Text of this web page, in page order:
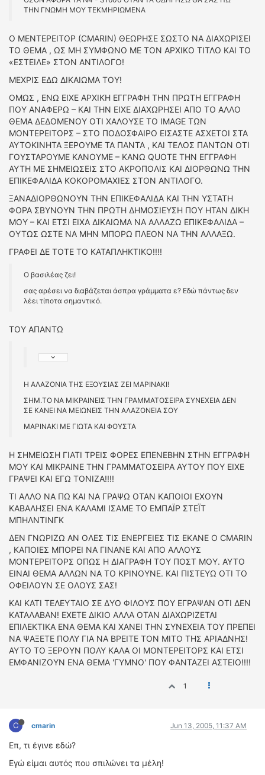
ΤΗΝ ΓΝΩΜΗ ΜΟΥ ΤΕΚΜΗΡΙΩΜΕΝΑ
Ο ΜΕΝΤΕΡΕΙΤΟΡ (CMARIN) ΘΕΩΡΗΣΕ ΣΩΣΤΟ ΝΑ ΔΙΑΧΩΡΙΣΕΙ
ΤΟ ΘΕΜΑ , ΩΣ ΜΗ ΣΥΜΦΩΝΟ ΜΕ ΤΟΝ ΑΡΧΙΚΟ ΤΙΤΛΟ ΚΑΙ ΤΟ
«ΕΣΤΕΙΛΕ» ΣΤΟΝ ΑΝΤΙΛΟΓΟ!
ΜΕΧΡΙΣ ΕΔΩ ΔΙΚΑΙΩΜΑ ΤΟΥ!
ΟΜΩΣ , ΕΝΩ ΕΙΧΕ ΑΡΧΙΚΗ ΕΓΓΡΑΦΗ ΤΗΝ ΠΡΩΤΗ ΕΓΓΡΑΦΗ
ΠΟΥ ΑΝΑΦΕΡΩ – ΚΑΙ ΤΗΝ ΕΙΧΕ ΔΙΑΧΩΡΗΣΕΙ ΑΠΟ ΤΟ ΑΛΛΟ
ΘΕΜΑ ΔΕΔΟΜΕΝΟΥ ΟΤΙ ΧΑΛΟΥΣΕ ΤΟ IMAGE ΤΩΝ
ΜΟΝΤΕΡΕΙΤΟΡΣ – ΣΤΟ ΠΟΔΟΣΦΑΙΡΟ ΕΙΣΑΣΤΕ ΑΣΧΕΤΟΙ ΣΤΑ
ΑΥΤΟΚΙΝΗΤΑ ΞΕΡΟΥΜΕ ΤΑ ΠΑΝΤΑ , ΚΑΙ ΤΕΛΟΣ ΠΑΝΤΩΝ ΟΤΙ
ΓΟΥΣΤΑΡΟΥΜΕ ΚΑΝΟΥΜΕ – ΚΑΝΩ QUOTE ΤΗΝ ΕΓΓΡΑΦΗ
ΑΥΤΗ ΜΕ ΣΗΜΕΙΩΣΕΙΣ ΣΤΟ ΑΚΡΟΠΟΛΙΣ ΚΑΙ ΔΙΟΡΘΩΝΩ ΤΗΝ
ΕΠΙΚΕΦΑΛΙΔΑ ΚΟΚΟΡΟΜΑΧΙΕΣ ΣΤΟΝ ΑΝΤΙΛΟΓΟ.
ΞΑΝΑΔΙΟΡΘΩΝΟΥΝ ΤΗΝ ΕΠΙΚΕΦΑΛΙΔΑ ΚΑΙ ΤΗΝ ΥΣΤΑΤΗ
ΦΟΡΑ ΣΒΥΝΟΥΝ ΤΗΝ ΠΡΩΤΗ ΔΗΜΟΣΙΕΥΣΗ ΠΟΥ ΗΤΑΝ ΔΙΚΗ
ΜΟΥ – ΚΑΙ ΕΤΣΙ ΕΙΧΑ ΔΙΚΑΙΩΜΑ ΝΑ ΑΛΛΑΖΩ ΕΠΙΚΕΦΑΛΙΔΑ –
ΟΥΤΩΣ ΩΣΤΕ ΝΑ ΜΗΝ ΜΠΟΡΩ ΠΛΕΟΝ ΝΑ ΤΗΝ ΑΛΛΑΞΩ.
ΓΡΑΦΕΙ ΔΕ ΤΟΤΕ ΤΟ ΚΑΤΑΠΛΗΚΤΙΚΟ!!!!
O βασιλέας ζει!
σας αρέσει να διαβάζεται άσπρα γράμματα ε? Εδώ πάντως δεν
λέει τίποτα σημαντικό.
ΤΟΥ ΑΠΑΝΤΩ
Η ΑΛΑΖΟΝΙΑ ΤΗΣ ΕΞΟΥΣΙΑΣ ΖΕΙ ΜΑΡΙΝΑΚΙ!
ΣΗΜ.ΤΟ ΝΑ ΜΙΚΡΑΙΝΕΙΣ ΤΗΝ ΓΡΑΜΜΑΤΟΣΕΙΡΑ ΣΥΝΕΧΕΙΑ ΔΕΝ
ΣΕ ΚΑΝΕΙ ΝΑ ΜΕΙΩΝΕΙΣ ΤΗΝ ΑΛΑΖΟΝΕΙΑ ΣΟΥ
ΜΑΡΙΝΑΚΙ ΜΕ ΓΙΩΤΑ ΚΑΙ ΦΟΥΣΤΑ
Η ΣΗΜΕΙΩΣΗ ΓΙΑΤΙ ΤΡΕΙΣ ΦΟΡΕΣ ΕΠΕΝΕΒΗΝ ΣΤΗΝ ΕΓΓΡΑΦΗ
ΜΟΥ ΚΑΙ ΜΙΚΡΑΙΝΕ ΤΗΝ ΓΡΑΜΜΑΤΟΣΕΙΡΑ ΑΥΤΟΥ ΠΟΥ ΕΙΧΕ
ΓΡΑΨΕΙ ΚΑΙ ΕΓΩ ΤΟΝΙΖΑ!!!!
ΤΙ ΑΛΛΟ ΝΑ ΠΩ ΚΑΙ ΝΑ ΓΡΑΨΩ ΟΤΑΝ ΚΑΠΟΙΟΙ ΕΧΟΥΝ
ΚΑΒΑΛΗΣΕΙ ΕΝΑ ΚΑΛΑΜΙ ΙΣΑΜΕ ΤΟ ΕΜΠΑΪΡ ΣΤΕΪΤ
ΜΠΗΛΝΤΙΝΓΚ
ΔΕΝ ΓΝΩΡΙΖΩ ΑΝ ΟΛΕΣ ΤΙΣ ΕΝΕΡΓΕΙΕΣ ΤΙΣ ΕΚΑΝΕ Ο CMARIN
, ΚΑΠΟΙΕΣ ΜΠΟΡΕΙ ΝΑ ΓΙΝΑΝΕ ΚΑΙ ΑΠΟ ΑΛΛΟΥΣ
ΜΟΝΤΕΡΕΙΤΟΡΣ ΟΠΩΣ Η ΔΙΑΓΡΑΦΗ ΤΟΥ ΠΟΣΤ ΜΟΥ. ΑΥΤΟ
ΕΙΝΑΙ ΘΕΜΑ ΑΛΛΩΝ ΝΑ ΤΟ ΚΡΙΝΟΥΝΕ. ΚΑΙ ΠΙΣΤΕΥΩ ΟΤΙ ΤΟ
ΟΦΕΙΛΟΥΝ ΣΕ ΟΛΟΥΣ ΣΑΣ!
ΚΑΙ ΚΑΤΙ ΤΕΛΕΥΤΑΙΟ ΣΕ ΔΥΟ ΦΙΛΟΥΣ ΠΟΥ ΕΓΡΑΨΑΝ ΟΤΙ ΔΕΝ
ΚΑΤΑΛΑΒΑΝ! ΕΧΕΤΕ ΔΙΚΙΟ ΑΛΛΑ ΟΤΑΝ ΔΙΑΧΩΡΙΖΕΤΑΙ
ΕΠΙΛΕΚΤΙΚΑ ΕΝΑ ΘΕΜΑ ΚΑΙ ΧΑΝΕΙ ΤΗΝ ΣΥΝΕΧΕΙΑ ΤΟΥ ΠΡΕΠΕΙ
ΝΑ ΨΑΞΕΤΕ ΠΟΛΥ ΓΙΑ ΝΑ ΒΡΕΙΤΕ ΤΟΝ ΜΙΤΟ ΤΗΣ ΑΡΙΑΔΝΗΣ!
ΑΥΤΟ ΤΟ ΞΕΡΟΥΝ ΠΟΛΥ ΚΑΛΑ ΟΙ ΜΟΝΤΕΡΕΙΤΟΡΣ ΚΑΙ ΕΤΣΙ
ΕΜΦΑΝΙΖΟΥΝ ΕΝΑ ΘΕΜΑ 'ΓΥΜΝΟ' ΠΟΥ ΦΑΝΤΑΖΕΙ ΑΣΤΕΙΟ!!!!
1
C cmarin Jun 13, 2005, 11:37 AM
Eπ, τι έγινε εδώ?
Εγώ είμαι αυτός που σπιλώνει τα μέλη!